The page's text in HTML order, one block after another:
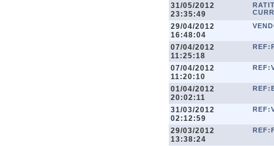
31/05/2012
23:35:49
29/04/2012
16:48:04
07/04/2012
11:25:18
07/04/2012
11:20:10
01/04/2012
20:02:11
31/03/2012
02:12:59
29/03/2012
13:38:24